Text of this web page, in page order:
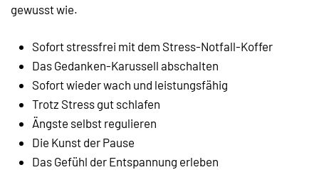
gewusst wie.
Sofort stressfrei mit dem Stress-Notfall-Koffer
Das Gedanken-Karussell abschalten
Sofort wieder wach und leistungsfähig
Trotz Stress gut schlafen
Ängste selbst regulieren
Die Kunst der Pause
Das Gefühl der Entspannung erleben